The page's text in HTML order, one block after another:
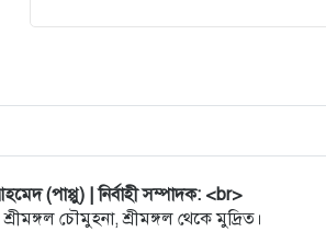
(পাপ্পু) | নির্বাহী সম্পাদক: <br>
চৌমুহনা, শ্রীমঙ্গল থেকে মুদ্রিত।